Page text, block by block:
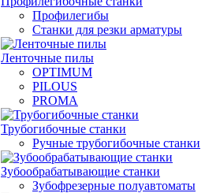
Профилегибы
Станки для резки арматуры
Ленточные пилы
OPTIMUM
PILOUS
PROMA
Трубогибочные станки
Ручные трубогибочные станки
Зубообрабатывающие станки
Зубофрезерные полуавтоматы